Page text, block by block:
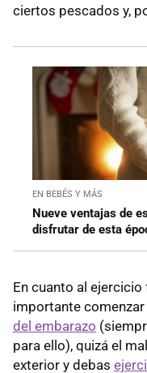
ciertos pescados y,
EN BEBÉS Y MÁS
Nueve ventajas de
disfrutar de esta
En cuanto al
importante comenzar
del embarazo
para ello), quizá el
exterior y debas